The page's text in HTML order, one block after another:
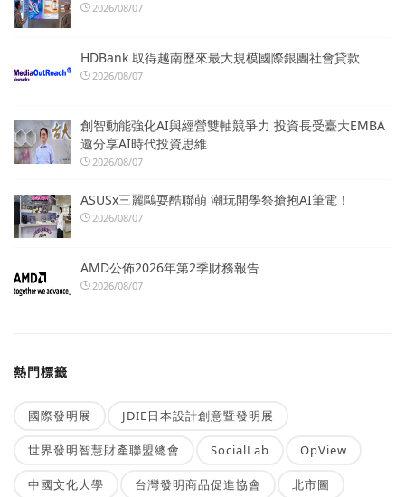
2026/08/07
HDBank 取得越南歷來最大規模國際銀團社會貸款
2026/08/07
創智動能強化AI與經營雙軸競爭力 投資長受臺大EMBA
邀分享AI時代投資思維
2026/08/07
ASUSx三麗鷗耍酷聯萌 潮玩開學祭搶抱AI筆電！
2026/08/07
AMD公佈2026年第2季財務報告
2026/08/07
熱門標籤
國際發明展 JDIE日本設計創意暨發明展
世界發明智慧財產聯盟總會 SocialLab OpView
中國文化大學 台灣發明商品促進協會 北市圖